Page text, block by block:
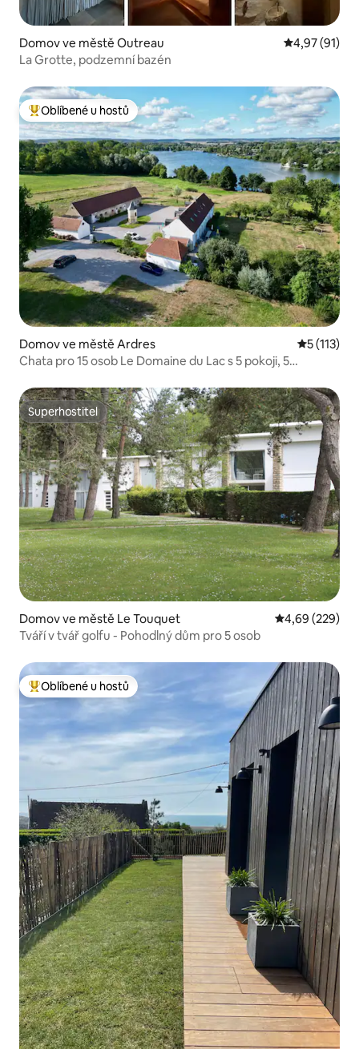
Domov ve městě Outreau Průměrné
4,97 (91)
La Grotte, podzemní bazén
Nejlepší v kategorii Oblíbené u hostů
Oblíbené u hostů
Domov ve městě Ardres Průměrné
5 (113)
Chata pro 15 osob Le Domaine du Lac s 5 pokoji, 5
Superhostitel
Superhostitel
Domov ve městě Le Touquet Průměrné
4,69 (229)
Tváří v tvář golfu - Pohodlný dům pro 5 osob
Nejlepší v kategorii Oblíbené u hostů
Oblíbené u hostů